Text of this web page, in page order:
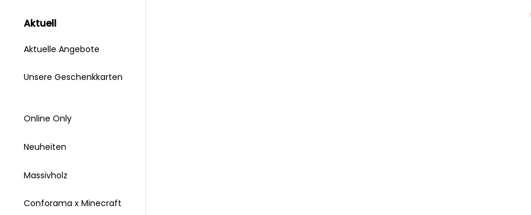
aktuell
Aktuelle Angebote
Unsere Geschenkkarten
Online Only
Neuheiten
Massivholz
Conforama x Minecraft